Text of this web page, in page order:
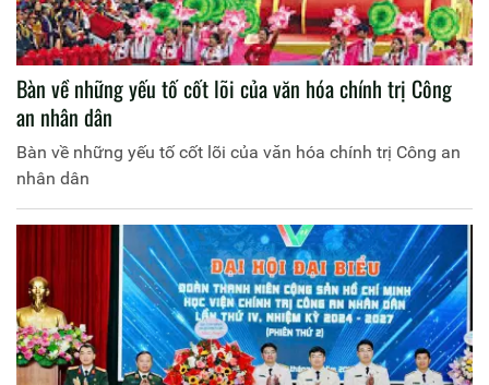
Bàn về những yếu tố cốt lõi của văn hóa chính trị Công
an nhân dân
Bàn về những yếu tố cốt lõi của văn hóa chính trị Công an
nhân dân